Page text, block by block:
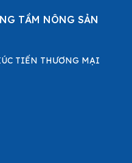
TẦM NÔNG SẢN
TIẾN THƯƠNG MẠI